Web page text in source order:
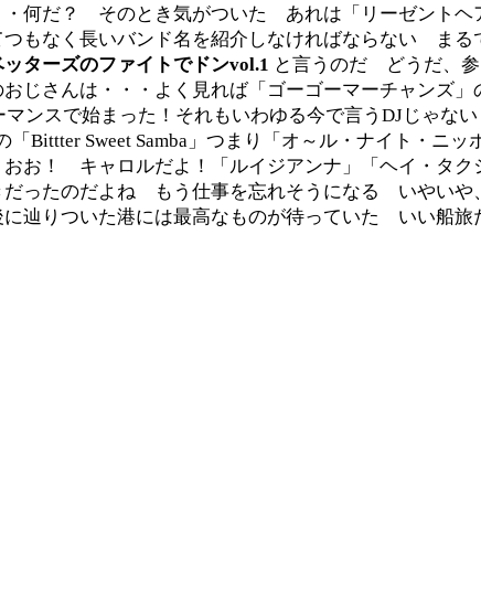
・何だ？ そのとき気がついた あれは「リーゼント
もなく長いバンド名を紹介しなければならない まる
ターズのファイトでドンvol.1 と言うのだ どうだ、
じさんは・・・よく見れば「ゴーゴーマーチャンズ」
ンスで始まった！それもいわゆる今で言うDJじゃな
Bittter Sweet Samba」つまり「オ～ル・ナイト・ニ
お！ キャロルだよ！「ルイジアンナ」「ヘイ・タク
ったのだよね もう仕事を忘れそうになる いやいや
辿りついた港には最高なものが待っていた いい船